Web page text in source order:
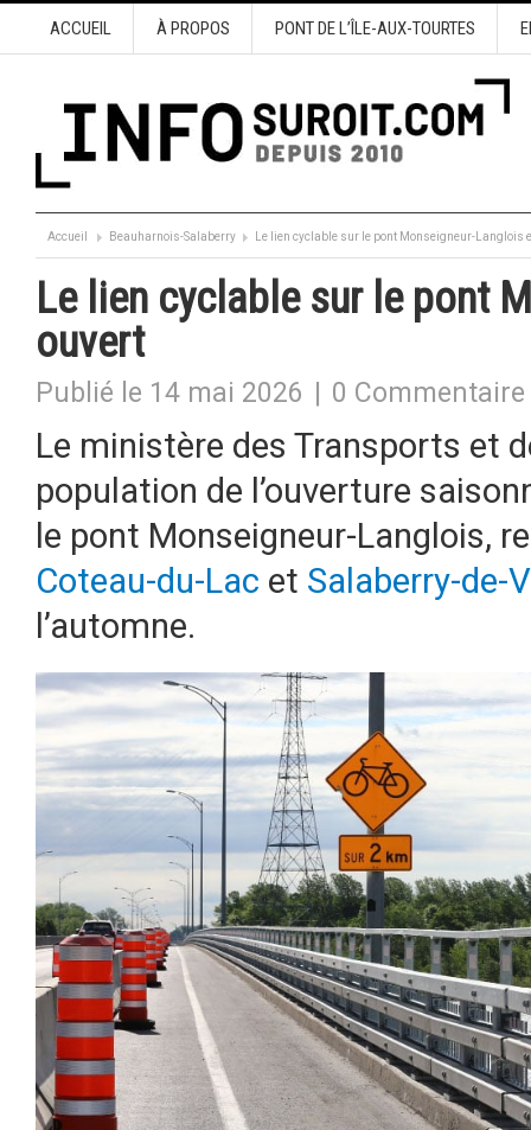
ACCUEIL À PROPOS PONT DE L’ÎLE-AUX-TOURTES
Accueil Beauharnois-Salaberry Le lien cyclable sur le pont Monseigneur-Langlois
Le lien cyclable sur le pont
ouvert
Publié le 14 mai 2026 0 Commentaire
Le ministère des Transports et
population de l’ouverture
le pont Monseigneur-Langlois,
Coteau-du-Lac et Salaberry-de-
l’automne.